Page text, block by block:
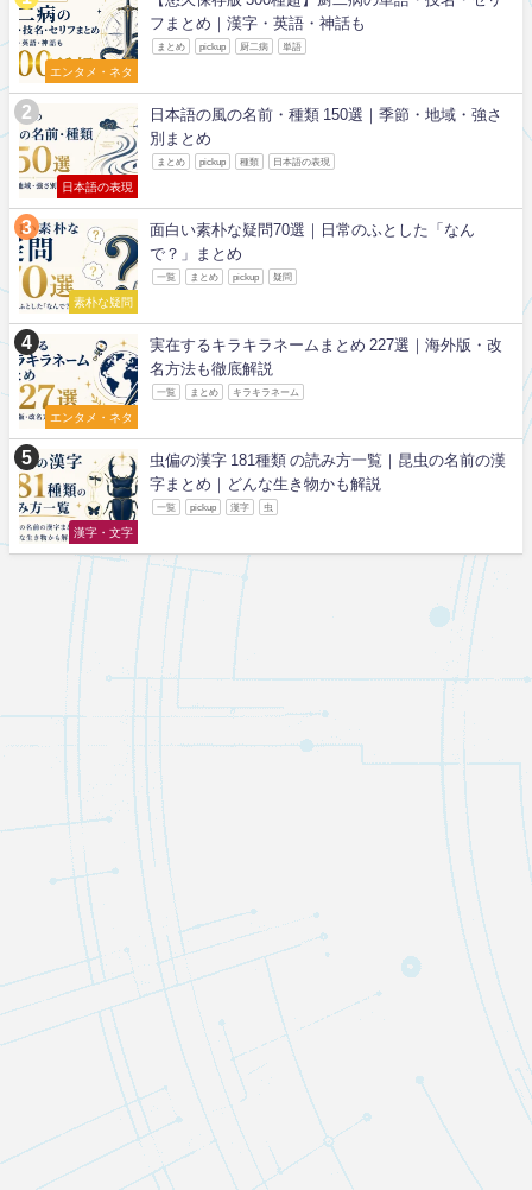
エンタメ・ネタ
フまとめ｜漢字・英語・神話も
まとめ pickup 厨二病 単語
日本語の表現
日本語の風の名前・種類 150選｜季節・地域・強さ
別まとめ
まとめ pickup 種類 日本語の表現
素朴な疑問
面白い素朴な疑問70選｜日常のふとした「なん
で？」まとめ
一覧 まとめ pickup 疑問
エンタメ・ネタ
実在するキラキラネームまとめ 227選｜海外版・改
名方法も徹底解説
一覧 まとめ キラキラネーム
漢字・文字
虫偏の漢字 181種類 の読み方一覧｜昆虫の名前の漢
字まとめ｜どんな生き物かも解説
一覧 pickup 漢字 虫